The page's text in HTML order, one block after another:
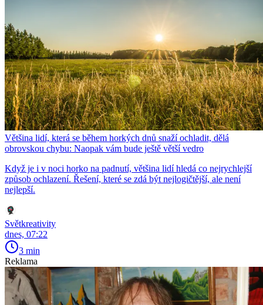
Většina lidí, která se během horkých dnů snaží ochladit, dělá
obrovskou chybu: Naopak vám bude ještě větší vedro
Když je i v noci horko na padnutí, většina lidí hledá co nejrychlejší
způsob ochlazení. Řešení, které se zdá být nejlogičtější, ale není
nejlepší.
Světkreativity
dnes, 07:22
3 min
Reklama